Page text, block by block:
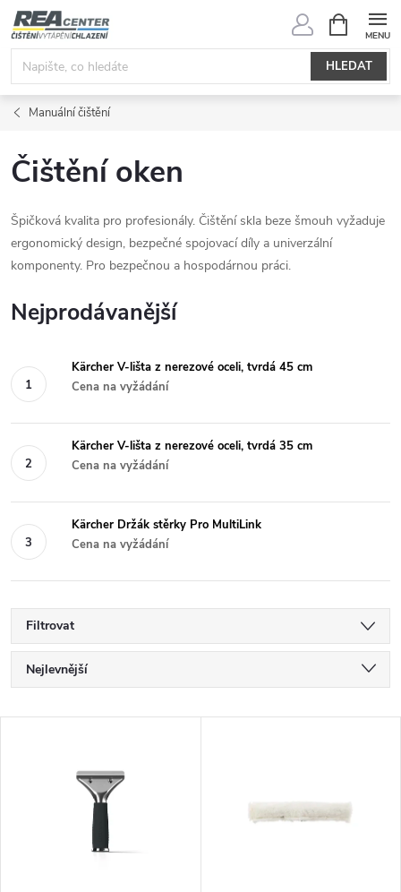
Přejít
na
obsah
HLEDAT
NÁKUPNÍ
KOŠÍK
Manuální čištění
Čištění oken
Špičková kvalita pro profesionály. Čištění skla beze šmouh vyžaduje
ergonomický design, bezpečné spojovací díly a univerzální
komponenty. Pro bezpečnou a hospodárnou práci.
Nejprodávanější
Kärcher V-lišta z nerezové oceli, tvrdá 45 cm
Cena na vyžádání
Kärcher V-lišta z nerezové oceli, tvrdá 35 cm
Cena na vyžádání
Kärcher Držák stěrky Pro MultiLink
Cena na vyžádání
Filtrovat
Ř
a
Nejlevnější
Abecedně